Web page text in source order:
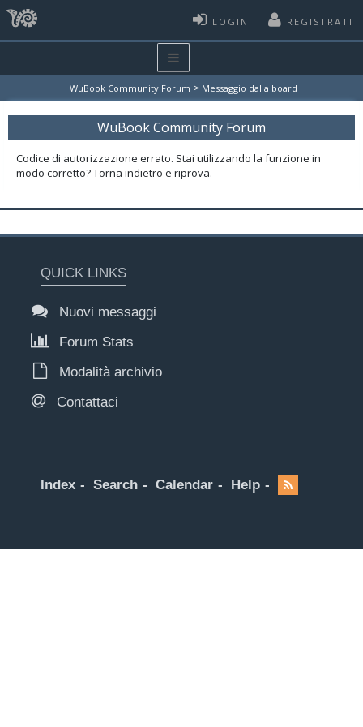
LOGIN REGISTRATI
WuBook Community Forum > Messaggio dalla board
WuBook Community Forum
Codice di autorizzazione errato. Stai utilizzando la funzione in
modo corretto? Torna indietro e riprova.
QUICK LINKS
Nuovi messaggi
Forum Stats
Modalità archivio
Contattaci
Index Search Calendar Help